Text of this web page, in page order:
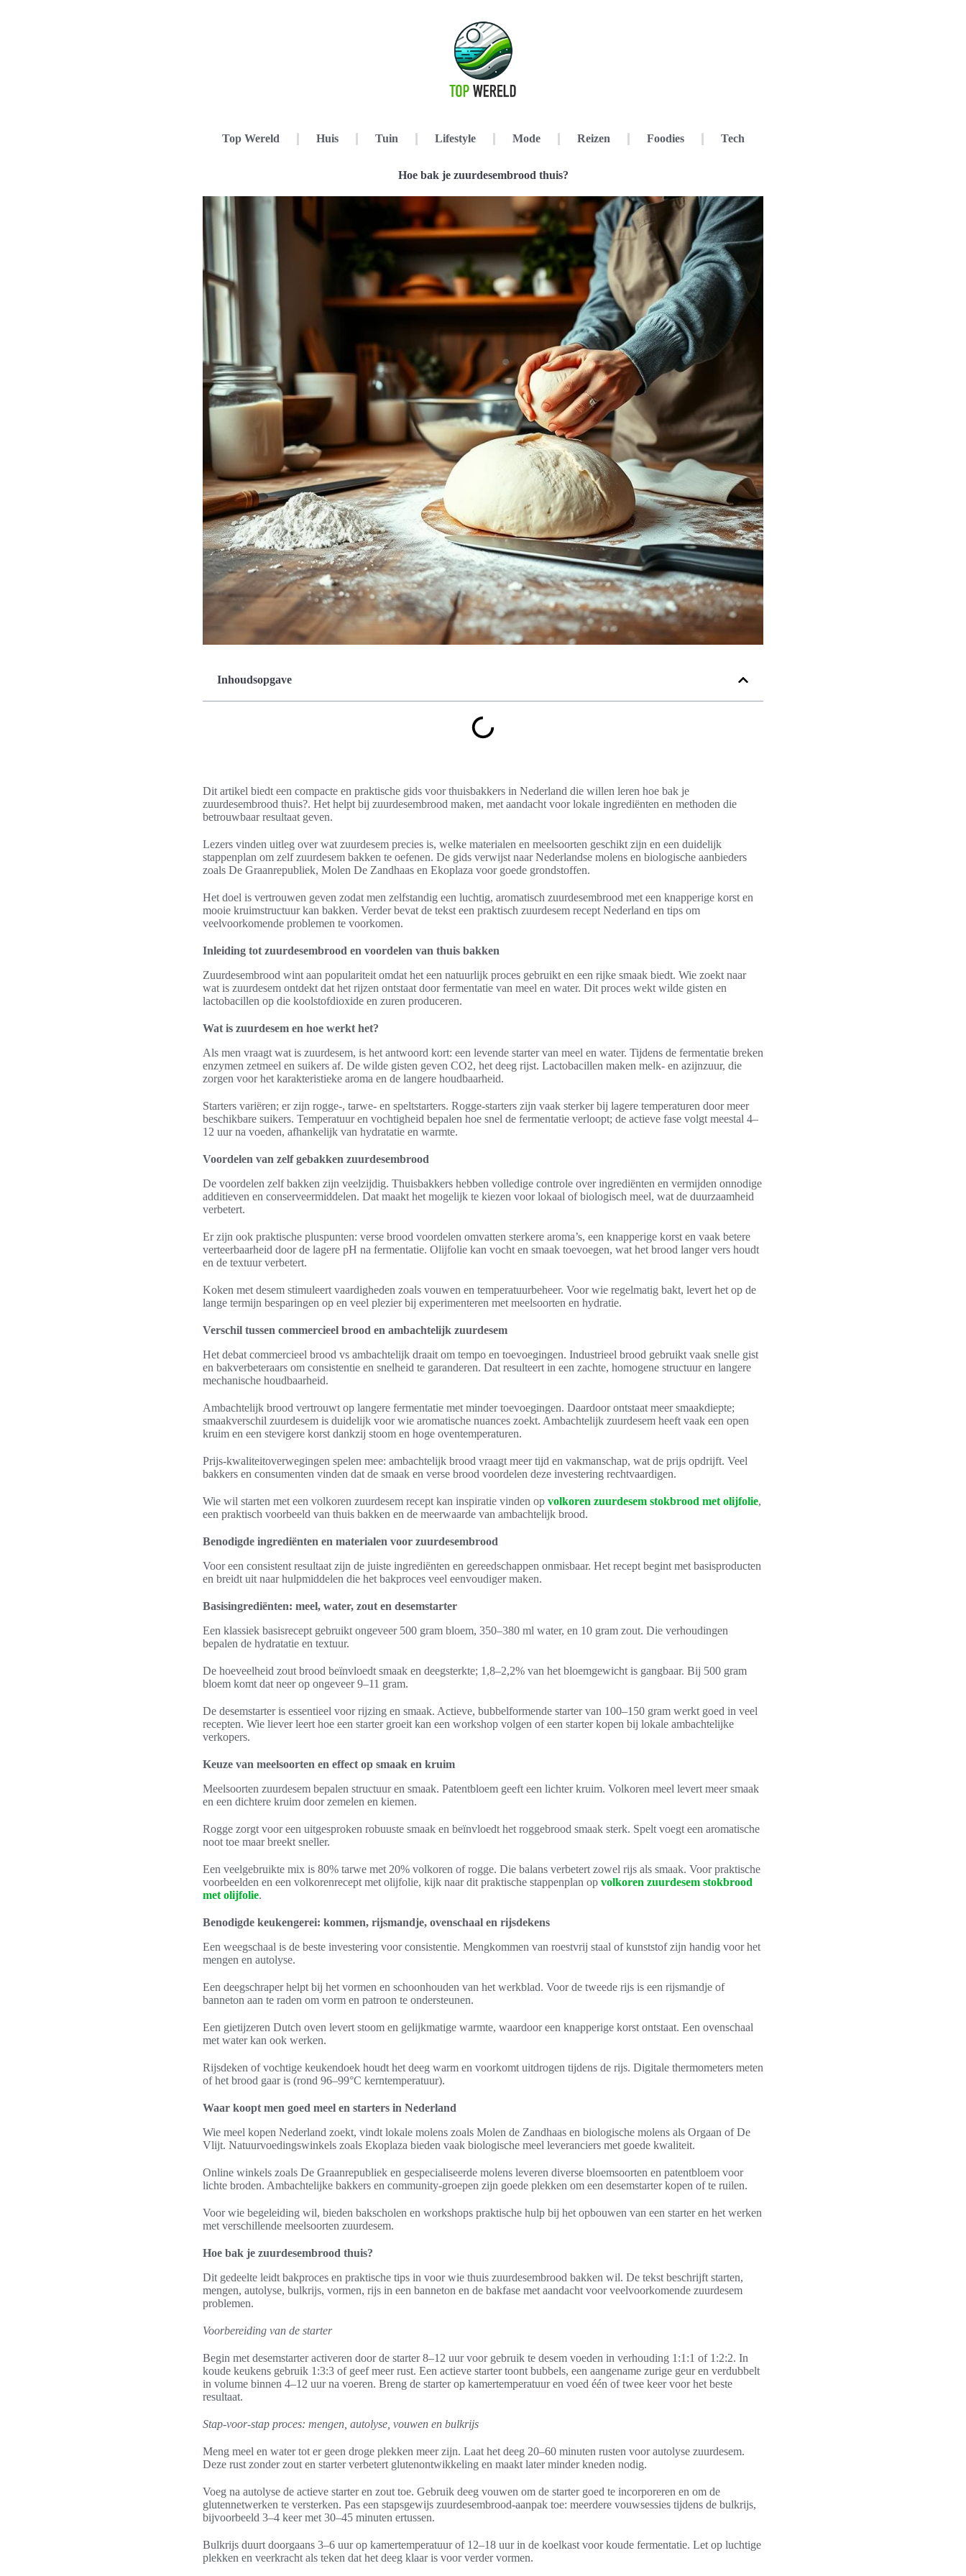
Top Wereld Huis Tuin Lifestyle Mode Reizen Foodies Tech
Hoe bak je zuurdesembrood thuis?
Inhoudsopgave
Dit artikel biedt een compacte en praktische gids voor thuisbakkers in Nederland die willen leren hoe bak je
zuurdesembrood thuis?. Het helpt bij zuurdesembrood maken, met aandacht voor lokale ingrediënten en methoden die
betrouwbaar resultaat geven.
Lezers vinden uitleg over wat zuurdesem precies is, welke materialen en meelsoorten geschikt zijn en een duidelijk
stappenplan om zelf zuurdesem bakken te oefenen. De gids verwijst naar Nederlandse molens en biologische aanbieders
zoals De Graanrepubliek, Molen De Zandhaas en Ekoplaza voor goede grondstoffen.
Het doel is vertrouwen geven zodat men zelfstandig een luchtig, aromatisch zuurdesembrood met een knapperige korst en
mooie kruimstructuur kan bakken. Verder bevat de tekst een praktisch zuurdesem recept Nederland en tips om
veelvoorkomende problemen te voorkomen.
Inleiding tot zuurdesembrood en voordelen van thuis bakken
Zuurdesembrood wint aan populariteit omdat het een natuurlijk proces gebruikt en een rijke smaak biedt. Wie zoekt naar
wat is zuurdesem ontdekt dat het rijzen ontstaat door fermentatie van meel en water. Dit proces wekt wilde gisten en
lactobacillen op die koolstofdioxide en zuren produceren.
Wat is zuurdesem en hoe werkt het?
Als men vraagt wat is zuurdesem, is het antwoord kort: een levende starter van meel en water. Tijdens de fermentatie breken
enzymen zetmeel en suikers af. De wilde gisten geven CO2, het deeg rijst. Lactobacillen maken melk- en azijnzuur, die
zorgen voor het karakteristieke aroma en de langere houdbaarheid.
Starters variëren; er zijn rogge-, tarwe- en speltstarters. Rogge-starters zijn vaak sterker bij lagere temperaturen door meer
beschikbare suikers. Temperatuur en vochtigheid bepalen hoe snel de fermentatie verloopt; de actieve fase volgt meestal 4–
12 uur na voeden, afhankelijk van hydratatie en warmte.
Voordelen van zelf gebakken zuurdesembrood
De voordelen zelf bakken zijn veelzijdig. Thuisbakkers hebben volledige controle over ingrediënten en vermijden onnodige
additieven en conserveermiddelen. Dat maakt het mogelijk te kiezen voor lokaal of biologisch meel, wat de duurzaamheid
verbetert.
Er zijn ook praktische pluspunten: verse brood voordelen omvatten sterkere aroma’s, een knapperige korst en vaak betere
verteerbaarheid door de lagere pH na fermentatie. Olijfolie kan vocht en smaak toevoegen, wat het brood langer vers houdt
en de textuur verbetert.
Koken met desem stimuleert vaardigheden zoals vouwen en temperatuurbeheer. Voor wie regelmatig bakt, levert het op de
lange termijn besparingen op en veel plezier bij experimenteren met meelsoorten en hydratie.
Verschil tussen commercieel brood en ambachtelijk zuurdesem
Het debat commercieel brood vs ambachtelijk draait om tempo en toevoegingen. Industrieel brood gebruikt vaak snelle gist
en bakverbeteraars om consistentie en snelheid te garanderen. Dat resulteert in een zachte, homogene structuur en langere
mechanische houdbaarheid.
Ambachtelijk brood vertrouwt op langere fermentatie met minder toevoegingen. Daardoor ontstaat meer smaakdiepte;
smaakverschil zuurdesem is duidelijk voor wie aromatische nuances zoekt. Ambachtelijk zuurdesem heeft vaak een open
kruim en een stevigere korst dankzij stoom en hoge oventemperaturen.
Prijs-kwaliteitoverwegingen spelen mee: ambachtelijk brood vraagt meer tijd en vakmanschap, wat de prijs opdrijft. Veel
bakkers en consumenten vinden dat de smaak en verse brood voordelen deze investering rechtvaardigen.
Wie wil starten met een volkoren zuurdesem recept kan inspiratie vinden op volkoren zuurdesem stokbrood met olijfolie,
een praktisch voorbeeld van thuis bakken en de meerwaarde van ambachtelijk brood.
Benodigde ingrediënten en materialen voor zuurdesembrood
Voor een consistent resultaat zijn de juiste ingrediënten en gereedschappen onmisbaar. Het recept begint met basisproducten
en breidt uit naar hulpmiddelen die het bakproces veel eenvoudiger maken.
Basisingrediënten: meel, water, zout en desemstarter
Een klassiek basisrecept gebruikt ongeveer 500 gram bloem, 350–380 ml water, en 10 gram zout. Die verhoudingen
bepalen de hydratatie en textuur.
De hoeveelheid zout brood beïnvloedt smaak en deegsterkte; 1,8–2,2% van het bloemgewicht is gangbaar. Bij 500 gram
bloem komt dat neer op ongeveer 9–11 gram.
De desemstarter is essentieel voor rijzing en smaak. Actieve, bubbelformende starter van 100–150 gram werkt goed in veel
recepten. Wie liever leert hoe een starter groeit kan een workshop volgen of een starter kopen bij lokale ambachtelijke
verkopers.
Keuze van meelsoorten en effect op smaak en kruim
Meelsoorten zuurdesem bepalen structuur en smaak. Patentbloem geeft een lichter kruim. Volkoren meel levert meer smaak
en een dichtere kruim door zemelen en kiemen.
Rogge zorgt voor een uitgesproken robuuste smaak en beïnvloedt het roggebrood smaak sterk. Spelt voegt een aromatische
noot toe maar breekt sneller.
Een veelgebruikte mix is 80% tarwe met 20% volkoren of rogge. Die balans verbetert zowel rijs als smaak. Voor praktische
voorbeelden en een volkorenrecept met olijfolie, kijk naar dit praktische stappenplan op volkoren zuurdesem stokbrood
met olijfolie.
Benodigde keukengerei: kommen, rijsmandje, ovenschaal en rijsdekens
Een weegschaal is de beste investering voor consistentie. Mengkommen van roestvrij staal of kunststof zijn handig voor het
mengen en autolyse.
Een deegschraper helpt bij het vormen en schoonhouden van het werkblad. Voor de tweede rijs is een rijsmandje of
banneton aan te raden om vorm en patroon te ondersteunen.
Een gietijzeren Dutch oven levert stoom en gelijkmatige warmte, waardoor een knapperige korst ontstaat. Een ovenschaal
met water kan ook werken.
Rijsdeken of vochtige keukendoek houdt het deeg warm en voorkomt uitdrogen tijdens de rijs. Digitale thermometers meten
of het brood gaar is (rond 96–99°C kerntemperatuur).
Waar koopt men goed meel en starters in Nederland
Wie meel kopen Nederland zoekt, vindt lokale molens zoals Molen de Zandhaas en biologische molens als Orgaan of De
Vlijt. Natuurvoedingswinkels zoals Ekoplaza bieden vaak biologische meel leveranciers met goede kwaliteit.
Online winkels zoals De Graanrepubliek en gespecialiseerde molens leveren diverse bloemsoorten en patentbloem voor
lichte broden. Ambachtelijke bakkers en community-groepen zijn goede plekken om een desemstarter kopen of te ruilen.
Voor wie begeleiding wil, bieden bakscholen en workshops praktische hulp bij het opbouwen van een starter en het werken
met verschillende meelsoorten zuurdesem.
Hoe bak je zuurdesembrood thuis?
Dit gedeelte leidt bakproces en praktische tips in voor wie thuis zuurdesembrood bakken wil. De tekst beschrijft starten,
mengen, autolyse, bulkrijs, vormen, rijs in een banneton en de bakfase met aandacht voor veelvoorkomende zuurdesem
problemen.
Voorbereiding van de starter
Begin met desemstarter activeren door de starter 8–12 uur voor gebruik te desem voeden in verhouding 1:1:1 of 1:2:2. In
koude keukens gebruik 1:3:3 of geef meer rust. Een actieve starter toont bubbels, een aangename zurige geur en verdubbelt
in volume binnen 4–12 uur na voeren. Breng de starter op kamertemperatuur en voed één of twee keer voor het beste
resultaat.
Stap-voor-stap proces: mengen, autolyse, vouwen en bulkrijs
Meng meel en water tot er geen droge plekken meer zijn. Laat het deeg 20–60 minuten rusten voor autolyse zuurdesem.
Deze rust zonder zout en starter verbetert glutenontwikkeling en maakt later minder kneden nodig.
Voeg na autolyse de actieve starter en zout toe. Gebruik deeg vouwen om de starter goed te incorporeren en om de
glutennetwerken te versterken. Pas een stapsgewijs zuurdesembrood-aanpak toe: meerdere vouwsessies tijdens de bulkrijs,
bijvoorbeeld 3–4 keer met 30–45 minuten ertussen.
Bulkrijs duurt doorgaans 3–6 uur op kamertemperatuur of 12–18 uur in de koelkast voor koude fermentatie. Let op luchtige
plekken en veerkracht als teken dat het deeg klaar is voor verder vormen.